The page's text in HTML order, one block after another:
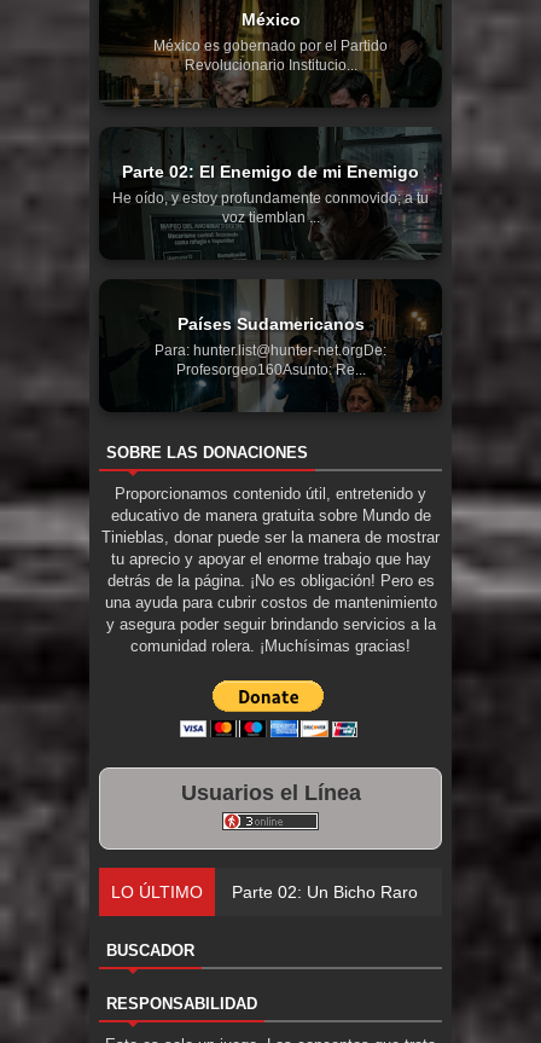
México
México es gobernado por el Partido
Revolucionario Institucio...
Parte 02: El Enemigo de mi Enemigo
He oído, y estoy profundamente conmovido; a tu
voz tiemblan ...
Países Sudamericanos
Para: hunter.list@hunter-net.orgDe:
Profesorgeo160Asunto: Re...
SOBRE LAS DONACIONES
Proporcionamos contenido útil, entretenido y
educativo de manera gratuita sobre Mundo de
Tinieblas, donar puede ser la manera de mostrar
tu aprecio y apoyar el enorme trabajo que hay
detrás de la página. ¡No es obligación! Pero es
una ayuda para cubrir costos de mantenimiento
y asegura poder seguir brindando servicios a la
comunidad rolera. ¡Muchísimas gracias!
Usuarios el Línea
LO ÚLTIMO Parte 02: Un Bicho Raro
BUSCADOR
RESPONSABILIDAD